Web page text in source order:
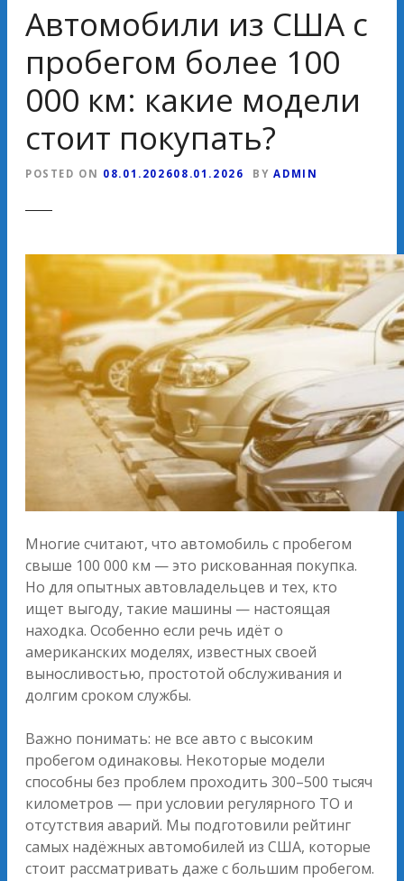
Автомобили из США с
пробегом более 100
000 км: какие модели
стоит покупать?
POSTED ON 08.01.202608.01.2026 BY ADMIN
Многие считают, что автомобиль с пробегом
свыше 100 000 км — это рискованная покупка.
Но для опытных автовладельцев и тех, кто
ищет выгоду, такие машины — настоящая
находка. Особенно если речь идёт о
американских моделях, известных своей
выносливостью, простотой обслуживания и
долгим сроком службы.
Важно понимать: не все авто с высоким
пробегом одинаковы. Некоторые модели
способны без проблем проходить 300–500 тысяч
километров — при условии регулярного ТО и
отсутствия аварий. Мы подготовили рейтинг
самых надёжных автомобилей из США, которые
стоит рассматривать даже с большим пробегом.